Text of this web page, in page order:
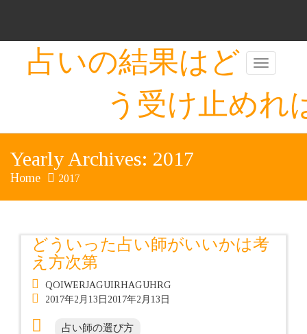
占いの結果はど
う受け止めれ
Yearly Archives: 2017
Home 2017
どういった占い師がいいかは考
え方次第
QOIWERJAGUIRHAGUHRG
2017年2月13日 2017年2月13日
占い師の選び方